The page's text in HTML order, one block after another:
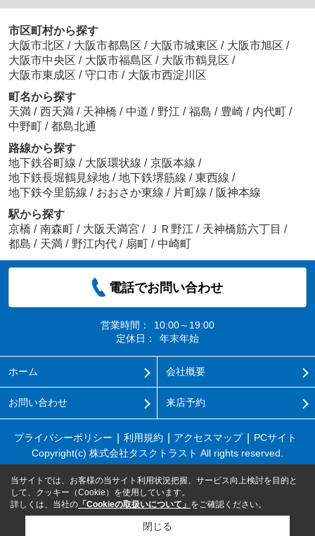
市区町村から探す
大阪市北区 / 大阪市都島区 / 大阪市城東区 / 大阪市旭区 /
大阪市中央区 / 大阪市福島区 / 大阪市鶴見区 /
大阪市東成区 / 守口市 / 大阪市西淀川区
町名から探す
天満 / 西天満 / 天神橋 / 中道 / 野江 / 福島 / 豊崎 / 内代町 /
中野町 / 都島北通
路線から探す
地下鉄谷町線 / 大阪環状線 / 京阪本線 /
地下鉄長堀鶴見緑地 / 地下鉄堺筋線 / 東西線 /
地下鉄今里筋線 / おおさか東線 / 片町線 / 阪神本線
駅から探す
京橋 / 南森町 / 大阪天満宮 / ＪＲ野江 / 天神橋筋六丁目 /
都島 / 天満 / 野江内代 / 扇町 / 中崎町
電話でお問い合わせ
営業時間：
10:00～19:00
定休日：
年末年始
ホーム 会社概要
お問い合わせ 来店予約
プライバシーポリシー 利用規約 アクセスマップ
PCサイト
Copyright(c) 株式会社タスクトラスト All rights reserved.
当サイトでは、お客様の当サイト利用状況把握、サービス向上検討を目的と
して、クッキー（Cookie）を使用しています。
詳しくは、当社の 「Cookieの取扱いについて」 をご確認ください。
閉じる